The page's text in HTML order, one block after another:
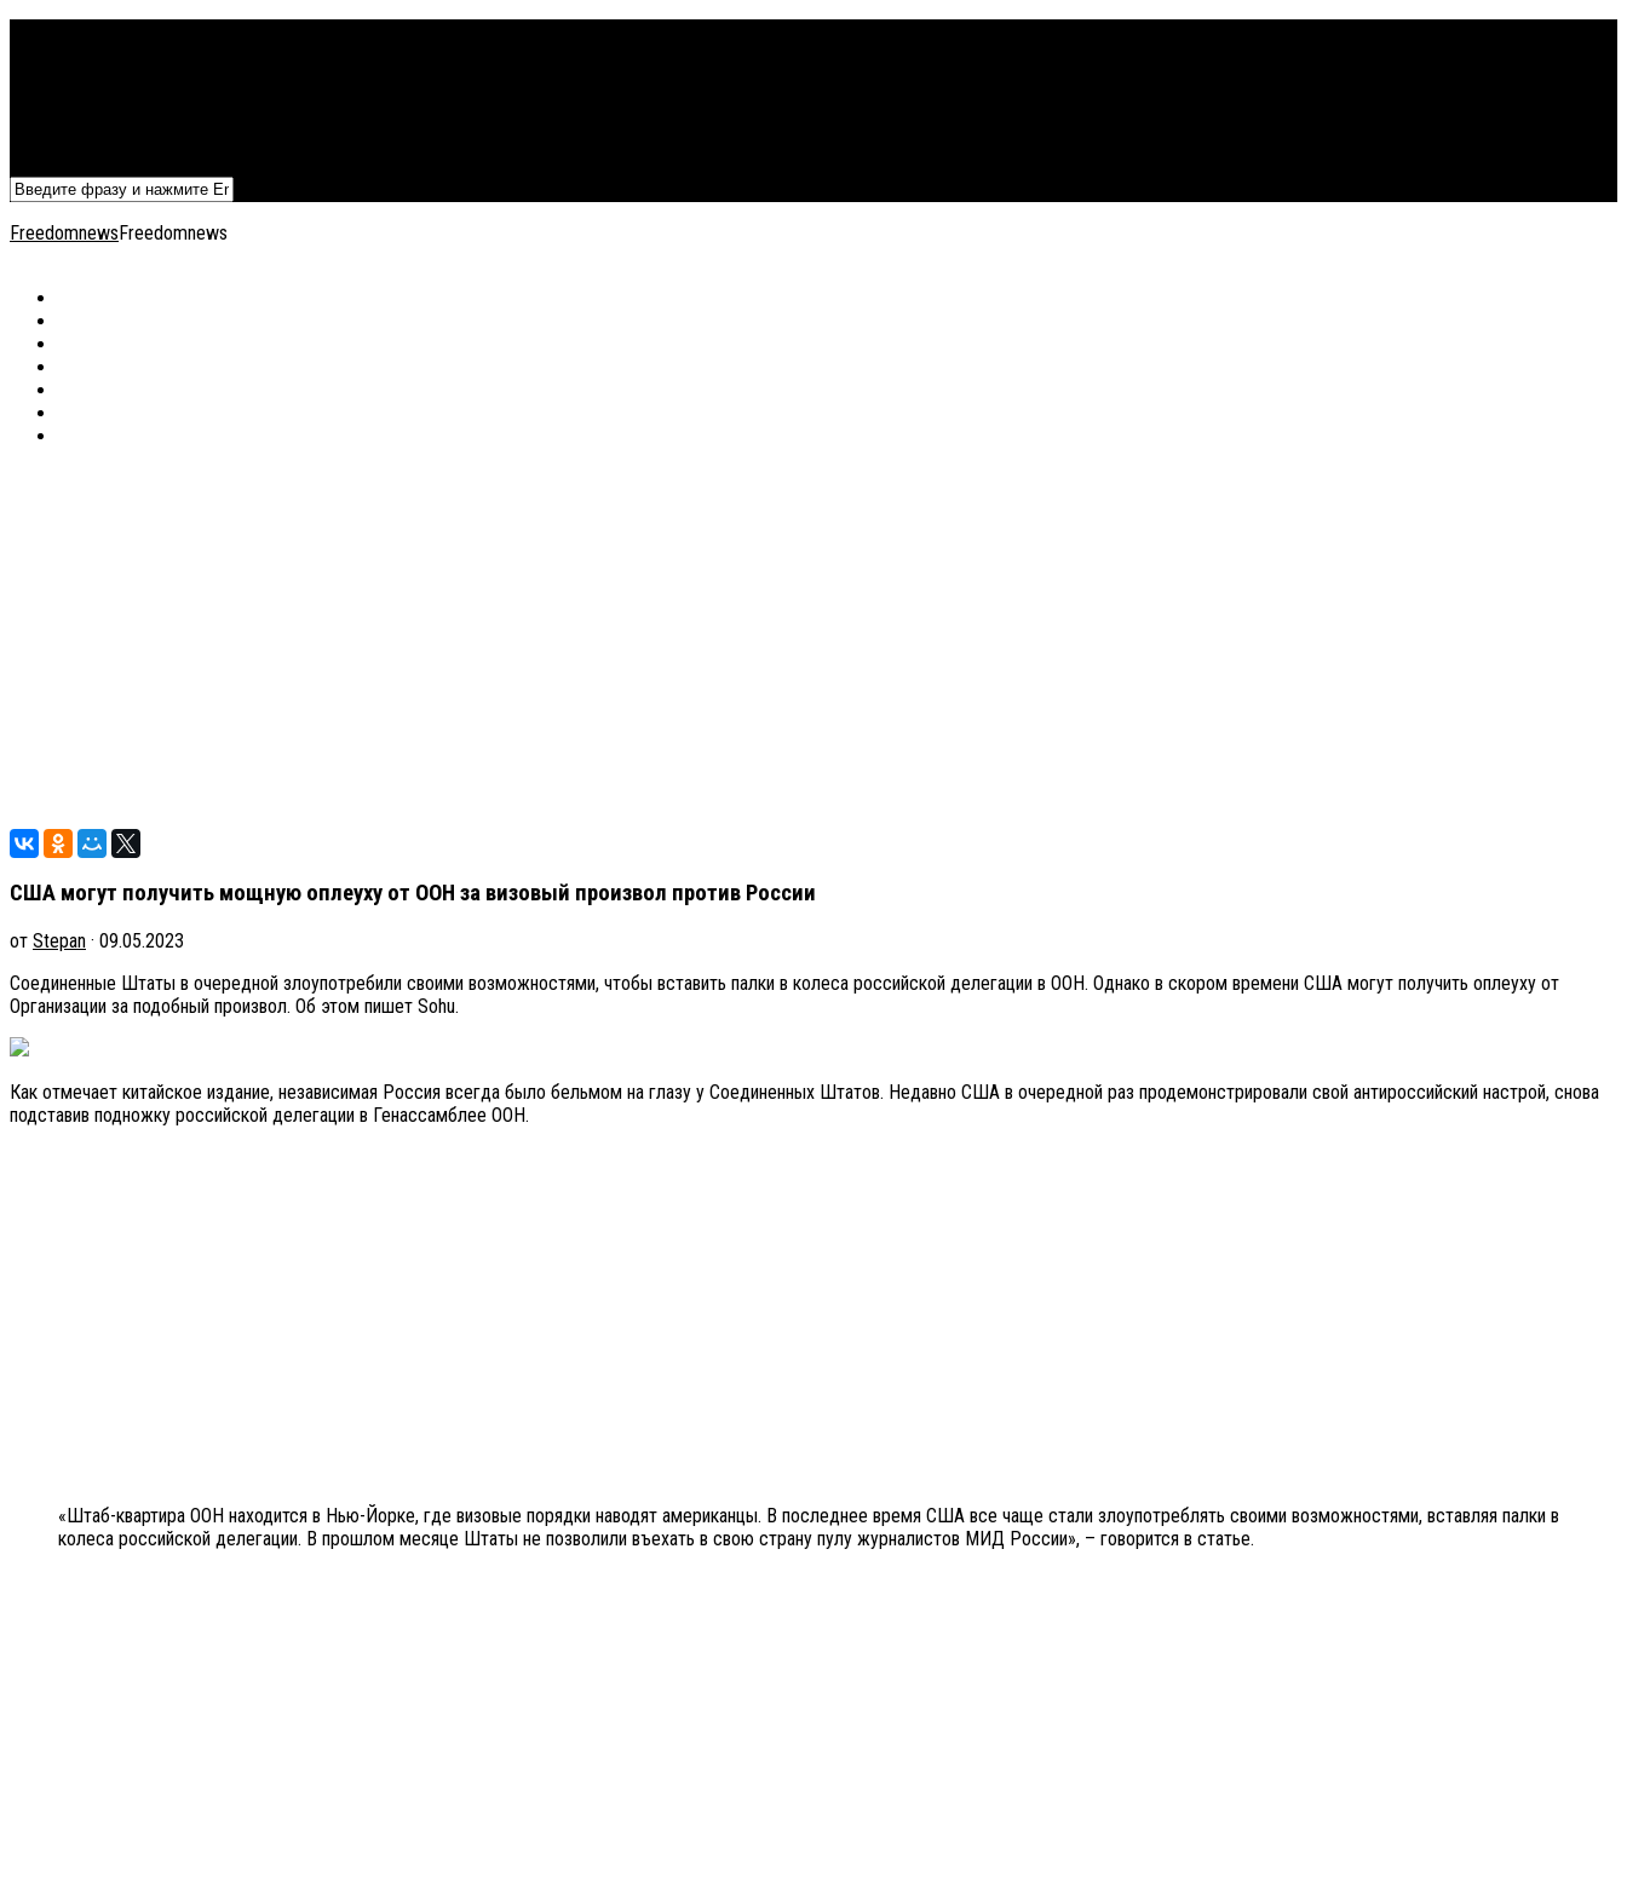
FreedomnewsFreedomnews
США могут получить мощную оплеуху от ООН за визовый произвол против России
от Stepan · 09.05.2023
Соединенные Штаты в очередной злоупотребили своими возможностями, чтобы вставить палки в колеса российской делегации в ООН. Однако в скором времени США могут получить оплеуху от
Организации за подобный произвол. Об этом пишет Sohu.
Как отмечает китайское издание, независимая Россия всегда было бельмом на глазу у Соединенных Штатов. Недавно США в очередной раз продемонстрировали свой антироссийский настрой, снова
подставив подножку российской делегации в Генассамблее ООН.
«Штаб-квартира ООН находится в Нью-Йорке, где визовые порядки наводят американцы. В последнее время США все чаще стали злоупотреблять своими возможностями, вставляя палки в
колеса российской делегации. В прошлом месяце Штаты не позволили въехать в свою страну пулу журналистов МИД России», – говорится в статье.